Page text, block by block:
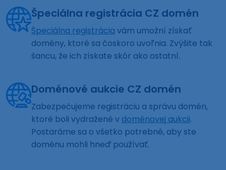
Špeciálna registrácia CZ domén
Špeciálna registrácia vám umožní získať
domény, ktoré sa čoskoro uvoľnia. Zvýšite tak
šancu, že ich získate skôr ako ostatní.
Doménové aukcie CZ domén
Zabezpečujeme registráciu a správu domén,
ktoré boli vydražené v doménovej aukcii.
Postaráme sa o všetko potrebné, aby ste
doménu mohli hneď používať.